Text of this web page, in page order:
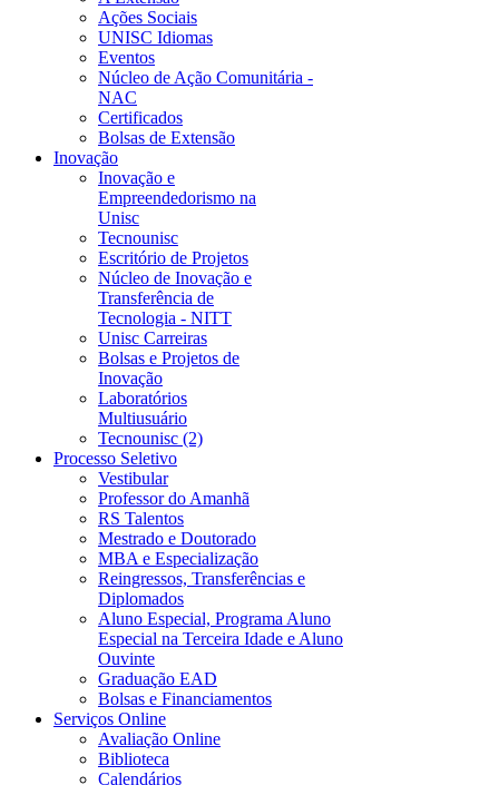
Ações Sociais
UNISC Idiomas
Eventos
Núcleo de Ação Comunitária -
NAC
Certificados
Bolsas de Extensão
Inovação
Inovação e
Empreendedorismo na
Unisc
Tecnounisc
Escritório de Projetos
Núcleo de Inovação e
Transferência de
Tecnologia - NITT
Unisc Carreiras
Bolsas e Projetos de
Inovação
Laboratórios
Multiusuário
Tecnounisc (2)
Processo Seletivo
Vestibular
Professor do Amanhã
RS Talentos
Mestrado e Doutorado
MBA e Especialização
Reingressos, Transferências e
Diplomados
Aluno Especial, Programa Aluno
Especial na Terceira Idade e Aluno
Ouvinte
Graduação EAD
Bolsas e Financiamentos
Serviços Online
Avaliação Online
Biblioteca
Calendários